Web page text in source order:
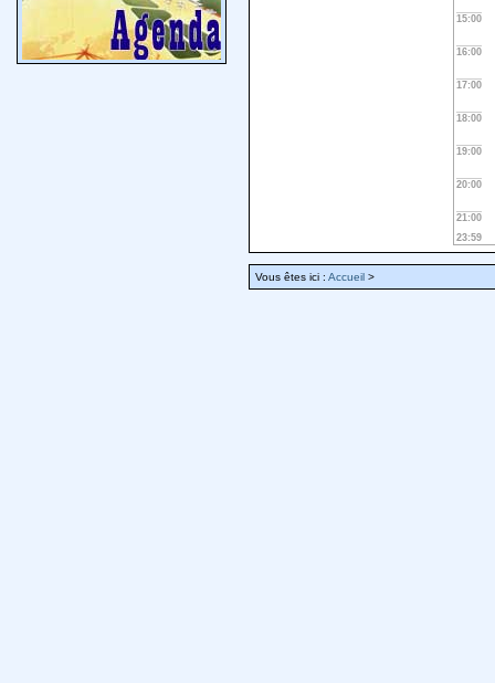
15:00
16:00
17:00
18:00
19:00
20:00
21:00
23:59
Vous êtes ici : Accueil >